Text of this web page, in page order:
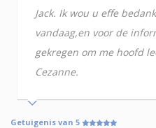
Jack. Ik wou u effe
vandaag,en voor de
gekregen om me hoofd
Cezanne.
Getuigenis van 5